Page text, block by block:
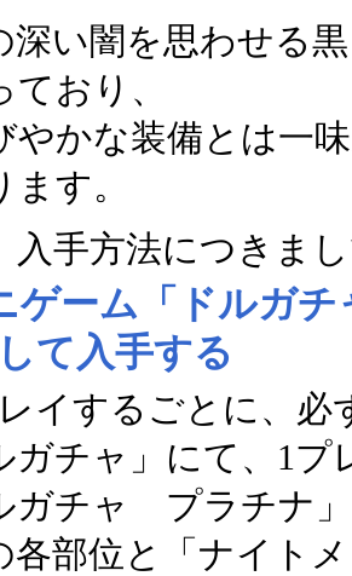
深い闇を思わせる
ており、
やかな装備とは一
す。
入手方法につきま
ゲーム「ドルガチ
て入手する
イするごとに、
ガチャ」にて、1プ
ガチャ プラチナ
各部位と「ナイト